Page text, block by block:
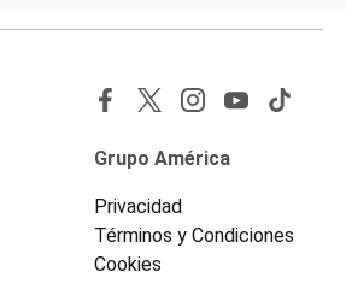
Grupo América
Privacidad
Términos y Condiciones
Cookies